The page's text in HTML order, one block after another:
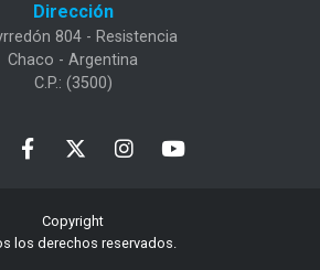
Dirección
804 - Resistencia
Chaco - Argentina
C.P.: (3500)
Copyright
los derechos reservados.